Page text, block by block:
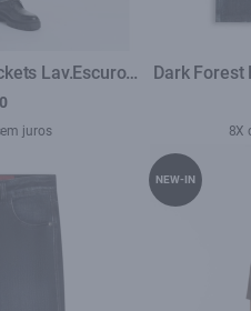
Lav.Escuro
juros
Dark Forest
8X
NEW-IN